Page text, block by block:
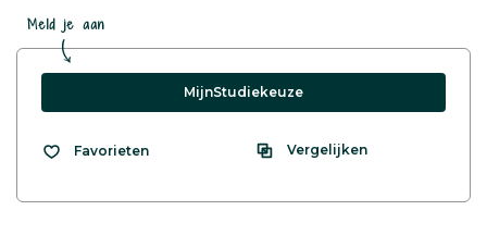
Meld je aan
MijnStudiekeuze
Favorieten Vergelijken